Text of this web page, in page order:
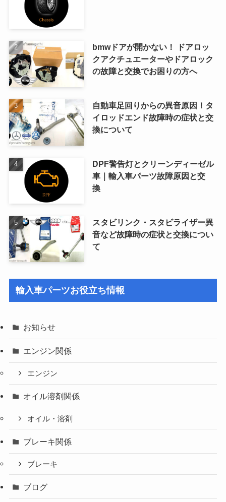
bmwドアが開かない！ ドアロッ
クアクチュエーターやドアロック
の故障と交換でお困りの方へ
自動車足回りからの異音原因！タ
イロッドエンド故障時の症状と交
換について
DPF警告灯とクリーンディーゼル
車｜輸入車パーツ故障原因と交
換
スタビリンク・スタビライザー異
音など故障時の症状と交換につい
て
輸入車パーツお役立ち情報
お知らせ
エンジン関係
エンジン
オイル溶剤関係
オイル・溶剤
ブレーキ関係
ブレーキ
ブログ